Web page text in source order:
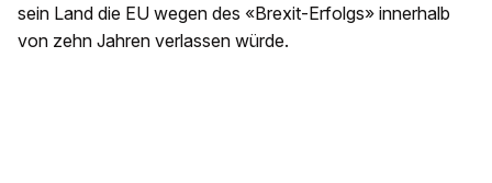
sein Land die EU wegen des «Brexit-Erfolgs» innerhalb
von zehn Jahren verlassen würde.